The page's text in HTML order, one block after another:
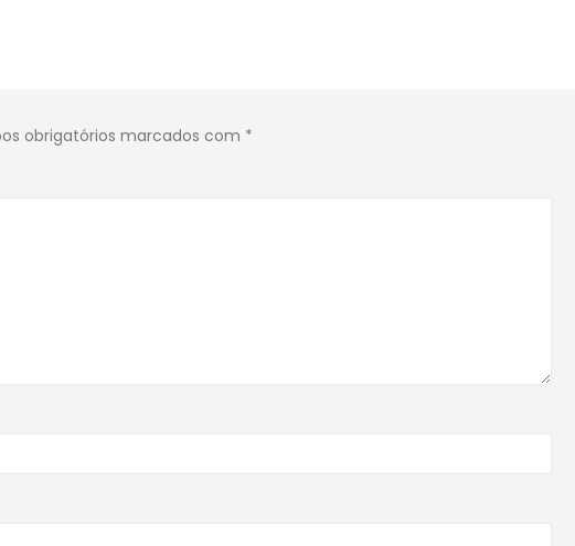
obrigatórios marcados com *